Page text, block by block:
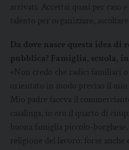
arrivati. Accettai quasi per caso
talento per organizzare, ascoltare
Da dove nasce questa idea di
pubblica? Famiglia, scuola,
«Non credo che radici familiari
orientato in modo preciso il mio
Mio padre faceva il
casalinga, io ero il quarto di
buona famiglia piccolo-
religione del lavoro: forse anche